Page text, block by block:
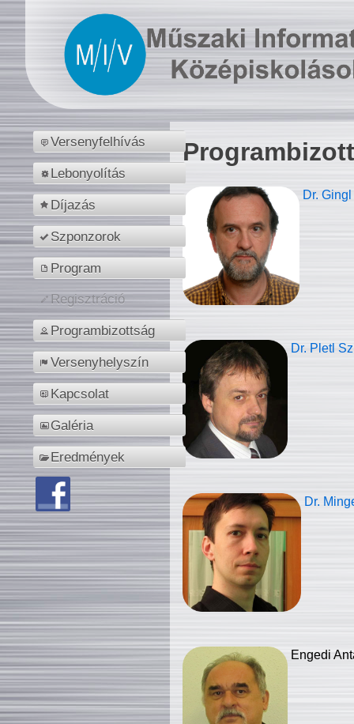
Versenyfelhívás
Lebonyolítás
Díjazás
Szponzorok
Program
Regisztráció
Programbizottság
Versenyhelyszín
Kapcsolat
Galéria
Eredmények
Dr.
Dr. Pletl
Dr.
Engedi